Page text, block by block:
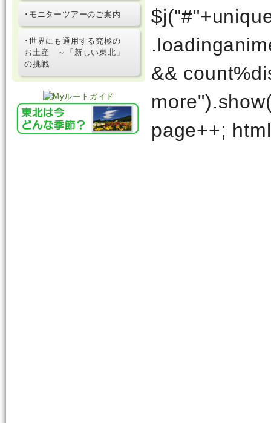
･モニターツアーのご案内
･世界にも通用する究極の
お土産 ～「新しい東北」
の挑戦
&&
page++;